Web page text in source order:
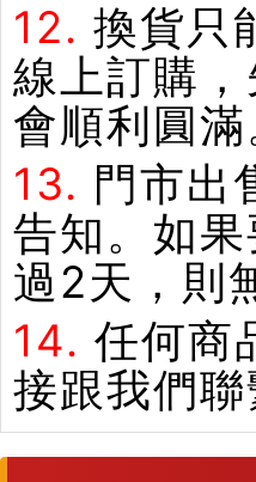
12. 換貨只
線上訂購
會順利圓滿
13. 門市出
告知。如
過2天，則
14. 任何商
接跟我們